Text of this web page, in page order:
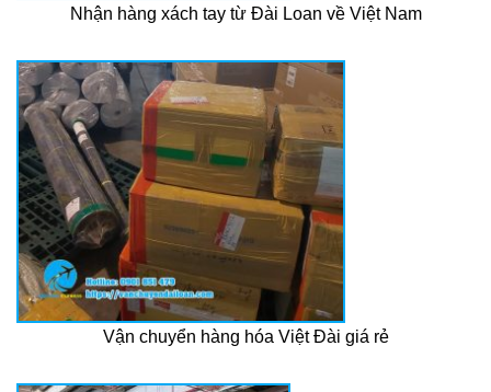
Nhận hàng xách tay từ Đài Loan về Việt Nam
Vận chuyển hàng hóa Việt Đài giá rẻ